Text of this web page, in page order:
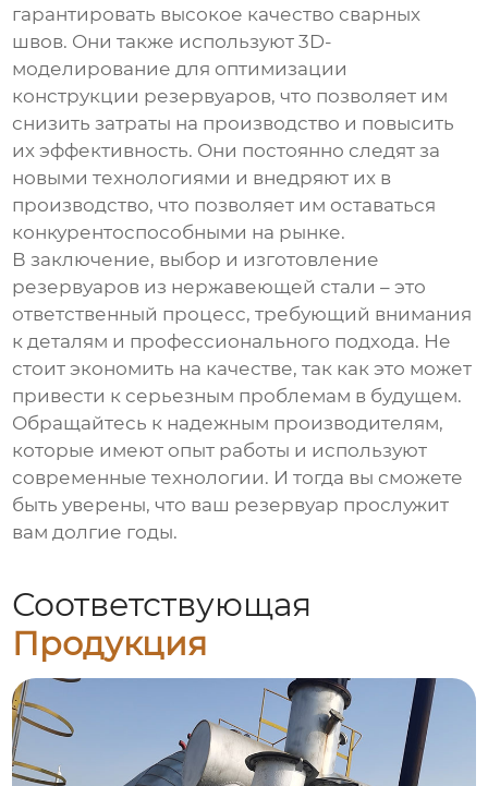
гарантировать высокое качество сварных
швов. Они также используют 3D-
моделирование для оптимизации
конструкции резервуаров, что позволяет им
снизить затраты на производство и повысить
их эффективность. Они постоянно следят за
новыми технологиями и внедряют их в
производство, что позволяет им оставаться
конкурентоспособными на рынке.
В заключение, выбор и изготовление
резервуаров из нержавеющей стали – это
ответственный процесс, требующий внимания
к деталям и профессионального подхода. Не
стоит экономить на качестве, так как это может
привести к серьезным проблемам в будущем.
Обращайтесь к надежным производителям,
которые имеют опыт работы и используют
современные технологии. И тогда вы сможете
быть уверены, что ваш резервуар прослужит
вам долгие годы.
Соответствующая
Продукция